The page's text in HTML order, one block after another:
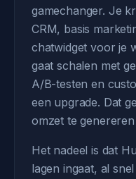
gamechanger. Je
CRM, basis
chatwidget voor je
gaat schalen met
A/B-testen en
een upgrade. Dat
omzet te
Het nadeel is dat
lagen ingaat, al